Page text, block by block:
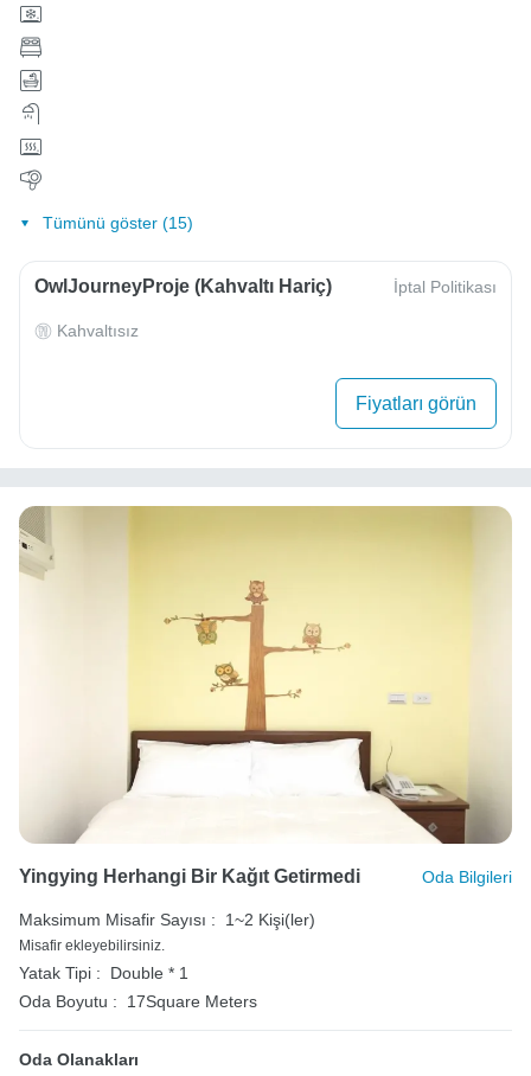
Tümünü göster (15)
OwlJourneyProje (Kahvaltı Hariç) İptal Politikası
Kahvaltısız
Fiyatları görün
Yingying Herhangi Bir Kağıt Getirmedi Oda Bilgileri
Maksimum Misafir Sayısı : 1~2 Kişi(ler)
Misafir ekleyebilirsiniz.
Yatak Tipi :
Double * 1
Oda Boyutu :
17Square Meters
Oda Olanakları